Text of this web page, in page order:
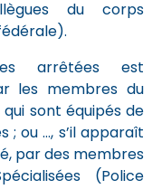
du corps
arrêtées est
les membres du
sont équipés de
; ou …, s’il apparaît
par des membres
(Police